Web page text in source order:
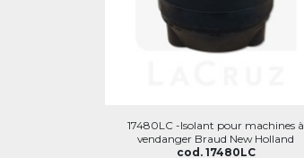
17480LC -Isolant pour machines à
vendanger Braud New Holland
cod. 17480LC